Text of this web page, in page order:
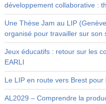
développement collaborative :
Une Thèse Jam au LIP
organisé pour travailler sur son
Jeux éducatifs : retour sur les
EARLI
Le LIP en route vers Brest
AL2029 – Comprendre la